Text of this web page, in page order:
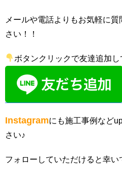
メールや電話よりもお気軽に
さい！！
ボタンクリックで友達追加し
Instagramにも施工事例など
さい♪
フォローしていただけると幸い